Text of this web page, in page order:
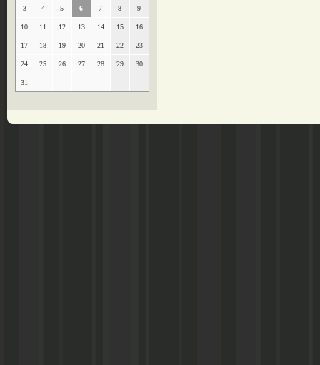
3 4 5 6 7 8 9
10 11 12 13 14 15 16
17 18 19 20 21 22 23
24 25 26 27 28 29 30
31